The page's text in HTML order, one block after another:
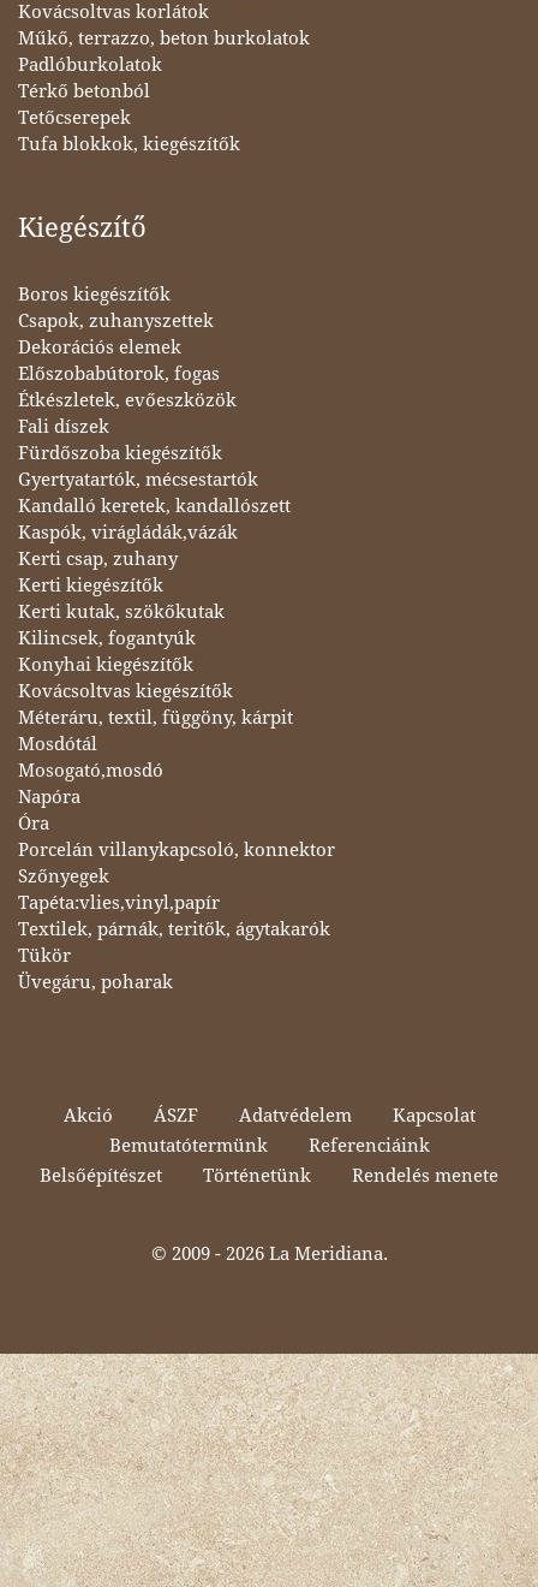
Kovácsoltvas korlátok
Műkő, terrazzo, beton burkolatok
Padlóburkolatok
Térkő betonból
Tetőcserepek
Tufa blokkok, kiegészítők
Kiegészítő
Boros kiegészítők
Csapok, zuhanyszettek
Dekorációs elemek
Előszobabútorok, fogas
Étkészletek, evőeszközök
Fali díszek
Fürdőszoba kiegészítők
Gyertyatartók, mécsestartók
Kandalló keretek, kandallószett
Kaspók, virágládák,vázák
Kerti csap, zuhany
Kerti kiegészítők
Kerti kutak, szökőkutak
Kilincsek, fogantyúk
Konyhai kiegészítők
Kovácsoltvas kiegészítők
Méteráru, textil, függöny, kárpit
Mosdótál
Mosogató,mosdó
Napóra
Óra
Porcelán villanykapcsoló, konnektor
Szőnyegek
Tapéta:vlies,vinyl,papír
Textilek, párnák, teritők, ágytakarók
Tükör
Üvegáru, poharak
Akció ÁSZF Adatvédelem
Kapcsolat
Bemutatótermünk
Referenciáink
Belsőépítészet
Történetünk Rendelés menete
© 2009 - 2026 La Meridiana.